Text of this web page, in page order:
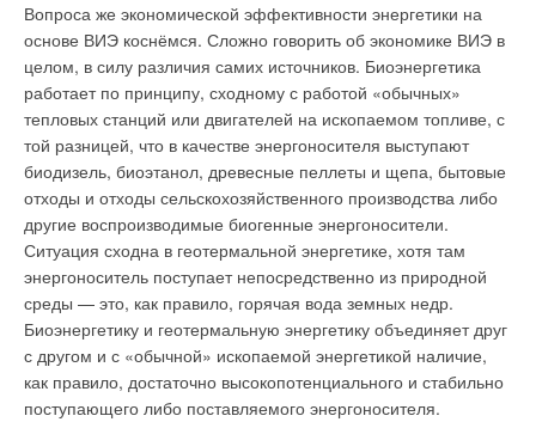
Вопроса же экономической эффективности энергетики на
основе ВИЭ коснёмся. Сложно говорить об экономике ВИЭ в
целом, в силу различия самих источников. Биоэнергетика
работает по принципу, сходному с работой «обычных»
тепловых станций или двигателей на ископаемом топливе, с
той разницей, что в качестве энергоносителя выступают
биодизель, биоэтанол, древесные пеллеты и щепа, бытовые
отходы и отходы сельскохозяйственного производства либо
другие воспроизводимые биогенные энергоносители.
Ситуация сходна в геотермальной энергетике, хотя там
энергоноситель поступает непосредственно из природной
среды — это, как правило, горячая вода земных недр.
Биоэнергетику и геотермальную энергетику объединяет друг
с другом и с «обычной» ископаемой энергетикой наличие,
как правило, достаточно высокопотенциального и стабильно
поступающего либо поставляемого энергоносителя.